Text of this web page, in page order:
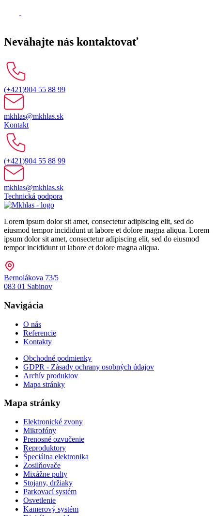
Neváhajte nás kontaktovať
(+421)904 55 88 99
mkhlas@mkhlas.sk
Kontakt
(+421)904 55 88 99
mkhlas@mkhlas.sk
Technická podpora
Lorem ipsum dolor sit amet, consectetur adipiscing elit, sed do
eiusmod tempor incididunt ut labore et dolore magna aliqua. Lorem
ipsum dolor sit amet, consectetur adipiscing elit, sed do eiusmod
tempor incididunt ut labore et dolore magna aliqua.
Bernolákova 73/5
083 01 Sabinov
Navigácia
O nás
Referencie
Kontakty
Obchodné podmienky
GDPR - Zásady ochrany osobných údajov
Archív produktov
Mapa stránky
Mapa stránky
Elektronické zvony
Mikrofóny
Prenosné ozvučenie
Reproduktory
Špeciálna elektronika
Zosilňovače
Mixážne pulty
Stojany, držiaky
Parkovací systém
Osvetlenie
Kamerový systém